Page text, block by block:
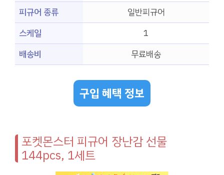
피규어 종류
일반피규어
스케일
1
배송비
무료배송
구입 혜택 정보
포켓몬스터 피규어 장난감 선물
144pcs, 1세트